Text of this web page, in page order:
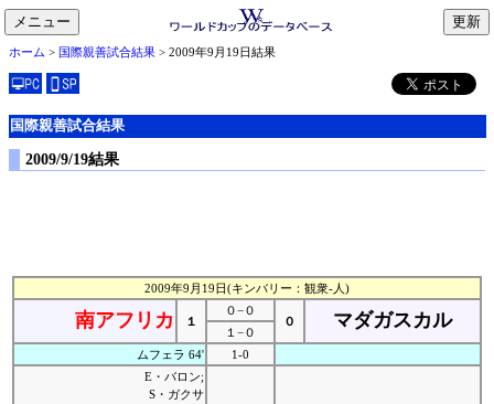
メニュー
toggle
navigation
ホーム > 国際親善試合結果 > 2009年9月19日結果
国際親善試合結果
2009/9/19結果
2009年9月19日(キンバリー：観衆-人)
南アフリカ １
０−０
０
マダガスカル
１−０
ムフェラ 64'
1-0
E・バロン;
S・ガクサ